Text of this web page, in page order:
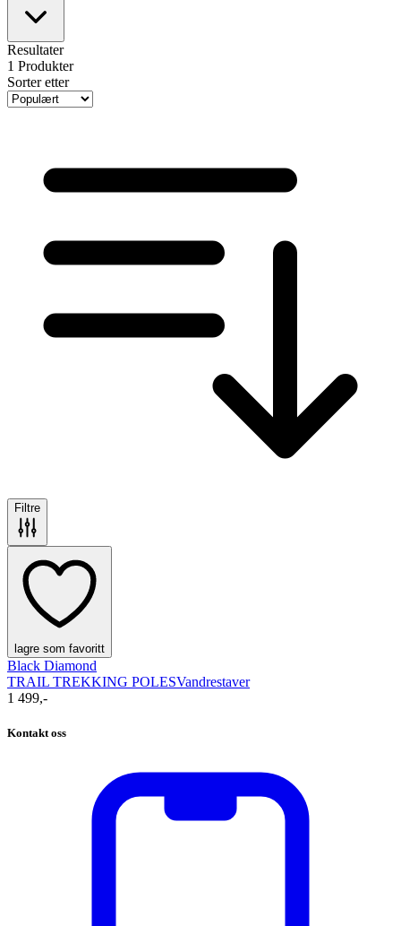
Resultater
1 Produkter
Sorter etter
Filtre
lagre som favoritt
Black Diamond
TRAIL TREKKING POLESVandrestaver
1 499,-
Kontakt oss